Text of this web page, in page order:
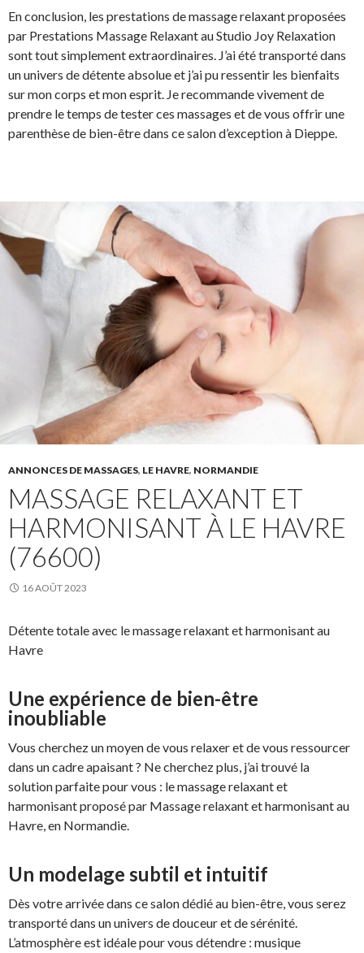
En conclusion, les prestations de massage relaxant proposées
par Prestations Massage Relaxant au Studio Joy Relaxation
sont tout simplement extraordinaires. J’ai été transporté dans
un univers de détente absolue et j’ai pu ressentir les bienfaits
sur mon corps et mon esprit. Je recommande vivement de
prendre le temps de tester ces massages et de vous offrir une
parenthèse de bien-être dans ce salon d’exception à Dieppe.
ANNONCES DE MASSAGES, LE HAVRE, NORMANDIE
MASSAGE RELAXANT ET
HARMONISANT À LE HAVRE
(76600)
16 AOÛT 2023
Détente totale avec le massage relaxant et harmonisant au
Havre
Une expérience de bien-être
inoubliable
Vous cherchez un moyen de vous relaxer et de vous ressourcer
dans un cadre apaisant ? Ne cherchez plus, j’ai trouvé la
solution parfaite pour vous : le massage relaxant et
harmonisant proposé par Massage relaxant et harmonisant au
Havre, en Normandie.
Un modelage subtil et intuitif
Dès votre arrivée dans ce salon dédié au bien-être, vous serez
transporté dans un univers de douceur et de sérénité.
L’atmosphère est idéale pour vous détendre : musique